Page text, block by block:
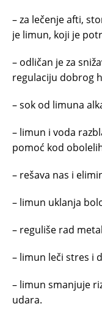
– za lečenje afti,
je limun, koji je
– odličan je za
regulaciju dobrog
– sok od limuna
– limun i voda
pomoć kod
– rešava nas i
– limun uklanja
– reguliše rad
– limun leči stres i
– limun smanjuje
udara.